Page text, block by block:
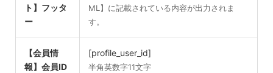
ト】フッタ
ー
ML】に記載されている内容が出力されま
す。
【会員情
報】会員ID
[profile_user_id]
半角英数字11文字